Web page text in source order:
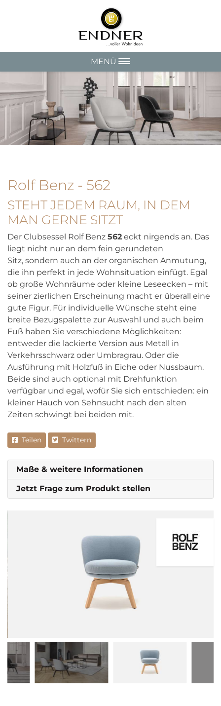
MENÜ
Rolf Benz - 562
STEHT JEDEM RAUM, IN DEM
MAN GERNE SITZT
Der Clubsessel Rolf Benz 562 eckt nirgends an. Das
liegt nicht nur an dem fein gerundeten
Sitz, sondern auch an der organischen Anmutung,
die ihn perfekt in jede Wohnsituation einfügt. Egal
ob große Wohnräume oder kleine Leseecken – mit
seiner zierlichen Erscheinung macht er überall eine
gute Figur. Für individuelle Wünsche steht eine
breite Bezugspalette zur Auswahl und auch beim
Fuß haben Sie verschiedene Möglichkeiten:
entweder die lackierte Version aus Metall in
Verkehrsschwarz oder Umbragrau. Oder die
Ausführung mit Holzfuß in Eiche oder Nussbaum.
Beide sind auch optional mit Drehfunktion
verfügbar und egal, wofür Sie sich entschieden: ein
kleiner Hauch von Sehnsucht nach den alten
Zeiten schwingt bei beiden mit.
Teilen Twittern
Maße & weitere Informationen
Jetzt Frage zum Produkt stellen